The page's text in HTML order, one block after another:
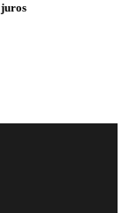
juros